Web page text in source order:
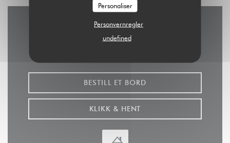
Personaliser
Personvernregler
undefined
Kontakt oss
BESTILL ET BORD
KLIKK & HENT